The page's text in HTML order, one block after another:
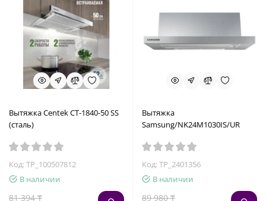
Вытяжка Centek СТ-1840-50 SS
(сталь)
Код: TP_100507812
В наличии
81 394 ₸
Вытяжка
Samsung/NK24M1030IS/UR
Код: TP_2401356
В наличии
89 980 ₸